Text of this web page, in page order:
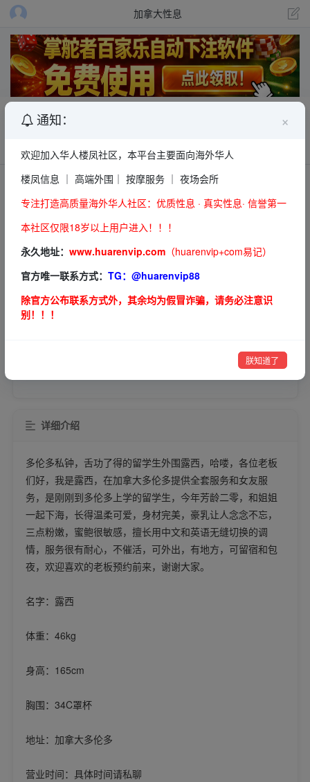
加拿大性息
多伦多私钟，舌功了得的留学生外围露西
6723
联系方式
升级 VIP
手机号 VIP可见
详细介绍
多伦多私钟，舌功了得的留学生外围露西，哈喽，各位老板
们好，我是露西，在加拿大多伦多提供全套服务和女友服
务，是刚刚到多伦多上学的留学生，今年芳龄二零，和姐姐
一起下海，长得温柔可爱，身材完美，豪乳让人念念不忘，
三点粉嫩，蜜鲍很敏感，擅长用中文和英语无缝切换的调
情，服务很有耐心，不催活，可外出，有地方，可留宿和包
夜，欢迎喜欢的老板预约前来，谢谢大家。
名字：露西
体重：46kg
身高：165cm
胸围：34C罩杯
地址：加拿大多伦多
营业时间：具体时间请私聊
通知： ×
欢迎加入华人楼凤社区，本平台主要面向海外华人
楼凤信息 ｜ 高端外围｜ 按摩服务 ｜ 夜场会所
专注打造高质量海外华人社区：优质性息 · 真实性息· 信誉第一
本社区仅限18岁以上用户进入！！！
永久地址： www.huarenvip.com（huarenvip+com易记）
官方唯一联系方式： TG： @huarenvip88
除官方公布联系方式外，其余均为假冒诈骗，请务必注意识
别！！！
朕知道了